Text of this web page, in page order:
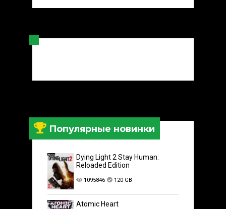
Популярные новинки
Dying Light 2 Stay Human:
Reloaded Edition
1095846 120 GB
Atomic Heart